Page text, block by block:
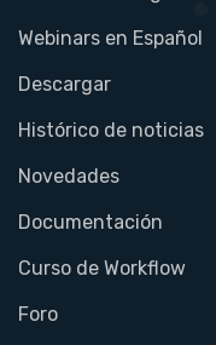
Webinars en Español
Descargar
Histórico de noticias
Novedades
Documentación
Curso de Workflow
Foro